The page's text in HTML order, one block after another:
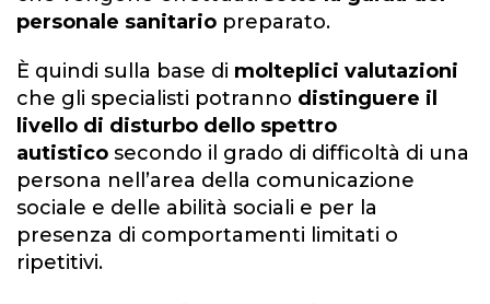
personale sanitario preparato.
È quindi sulla base di molteplici valutazioni
che gli specialisti potranno distinguere il
livello di disturbo dello spettro
autistico secondo il grado di difficoltà di una
persona nell’area della comunicazione
sociale e delle abilità sociali e per la
presenza di comportamenti limitati o
ripetitivi.